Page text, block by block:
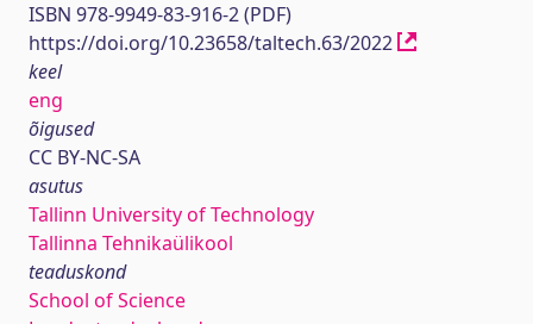
ISBN 978-9949-83-916-2 (PDF)
https://doi.org/10.23658/taltech.63/2022
keel
eng
õigused
CC BY-NC-SA
asutus
Tallinn University of Technology
Tallinna Tehnikaülikool
teaduskond
School of Science